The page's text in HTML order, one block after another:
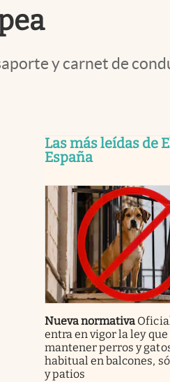
y carnet de
Las más leídas de
España
Nueva normativa
entra en vigor la ley
mantener perros y
habitual en balcones,
y patios